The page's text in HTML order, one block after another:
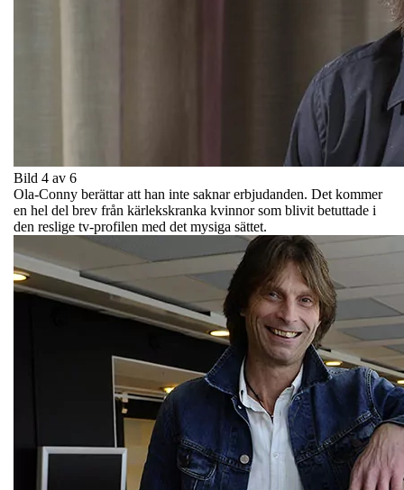
Bild 4 av 6
Ola-Conny berättar att han inte saknar erbjudanden. Det kommer
en hel del brev från kärlekskranka kvinnor som blivit betuttade i
den reslige tv-profilen med det mysiga sättet.